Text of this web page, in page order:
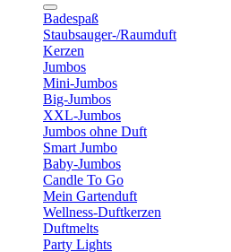
Badespaß
Staubsauger-/Raumduft
Kerzen
Jumbos
Mini-Jumbos
Big-Jumbos
XXL-Jumbos
Jumbos ohne Duft
Smart Jumbo
Baby-Jumbos
Candle To Go
Mein Gartenduft
Wellness-Duftkerzen
Duftmelts
Party Lights